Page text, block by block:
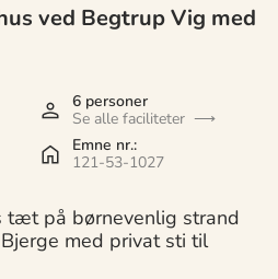
ved Begtrup Vig med
6 personer
Se alle faciliteter
Emne nr.:
121-53-1027
tæt på børnevenlig strand
med privat sti til